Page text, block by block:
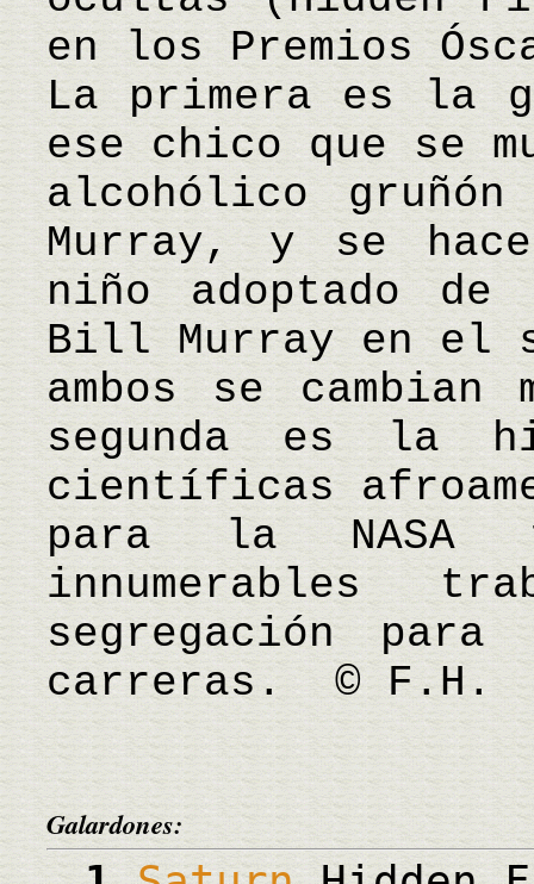
en los Premios
La primera es la
ese chico que se
alcohólico
Murray, y se
niño adoptado de
Bill Murray en el
ambos se
segunda es la
científicas
para la NASA
innumerables
segregación
carreras. © F.H.
Galardones: